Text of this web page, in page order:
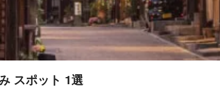
スポット 1選